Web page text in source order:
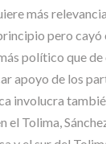
más
pero
político que
apoyo de los
involucra
Tolima,